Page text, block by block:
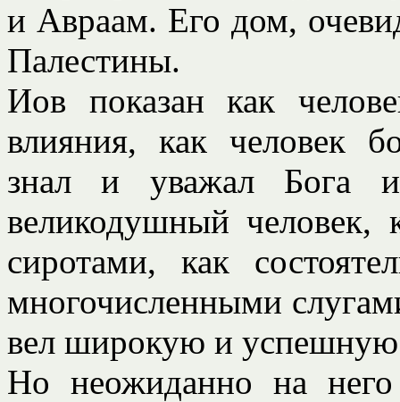
и Авраам. Его дом,
Палестины.
Иов показан как
влияния, как человек
знал и уважал Бога и
великодушный человек,
сиротами, как
многочисленными
вел широкую и успешную
Но неожиданно на